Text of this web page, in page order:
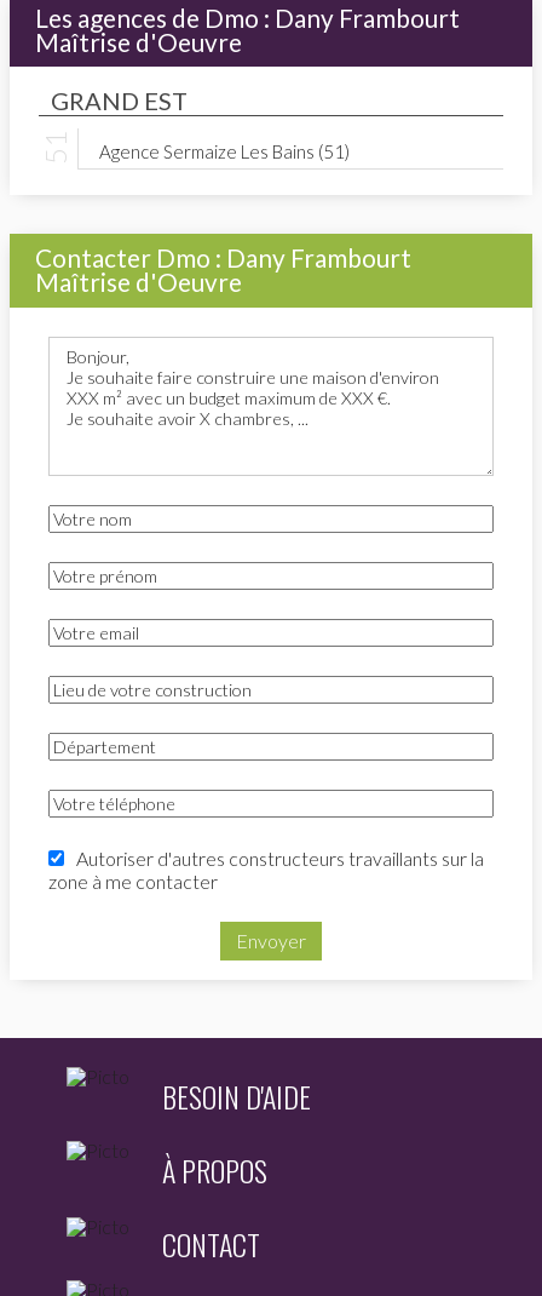
Les agences de Dmo : Dany Frambourt
Maîtrise d'Oeuvre
GRAND EST
Agence Sermaize Les Bains (51)
Contacter Dmo : Dany Frambourt
Maîtrise d'Oeuvre
Autoriser d'autres constructeurs travaillants sur la
zone à me contacter
Envoyer
BESOIN D'AIDE
À PROPOS
CONTACT